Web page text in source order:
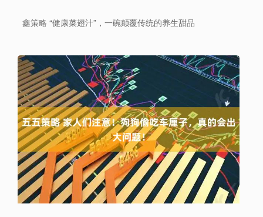
鑫策略 “健康菜翅汁”，一碗颠覆传统的养生甜品